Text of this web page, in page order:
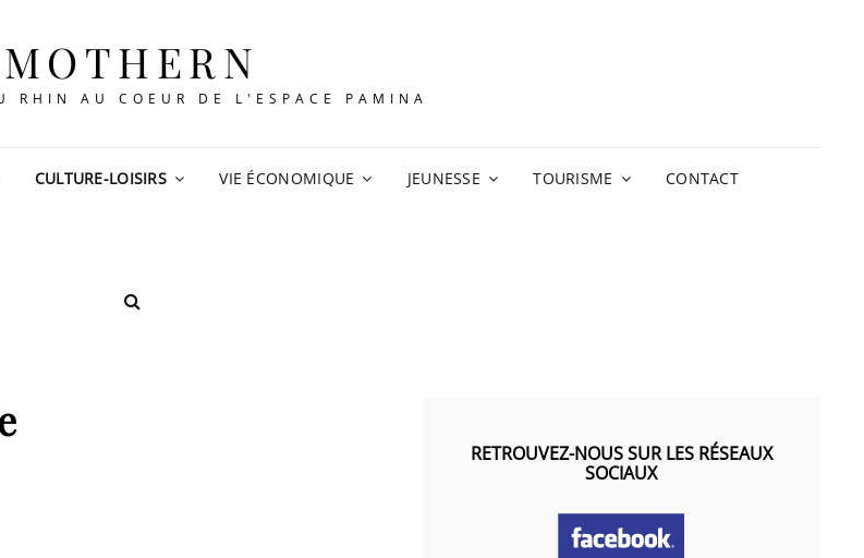
MOTHERN
RHIN AU COEUR DE L'ESPACE PAMINA
CULTURE-LOISIRS VIE ÉCONOMIQUE JEUNESSE TOURISME CONTACT
SEARCH
RETROUVEZ-NOUS SUR LES RÉSEAUX
SOCIAUX